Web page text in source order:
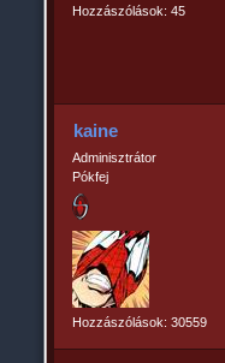
Hozzászólások: 45
kaine
Adminisztrátor
Pókfej
Hozzászólások: 30559